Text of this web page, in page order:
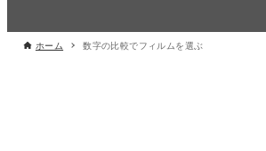
ホーム 数字の比較でフィルムを選ぶ